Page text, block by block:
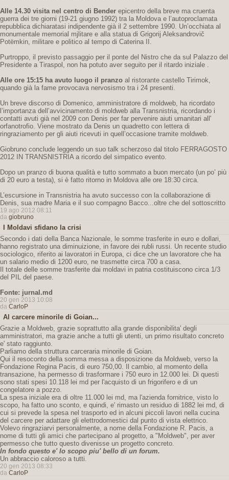
Alle 14.30 visita nel centro di Bender epicentro della breve ma cruenta
guerra dei tre giorni (19-21 giugno 1992) tra la Moldova e l’autoproclamata
repubblica dichiaratasi indipendente già il 2 settembre 1990. Un’occhiata al
monumentale memorial mjlitare e alla statua di Grigorij Aleksandrovič
Potëmkin, militare e politico al tempo di Caterina II.
Purtroppo, il previsto passaggio per il ponte del Nistro che da sul Palazzo del
Presidente a Tiraspol, non ha potuto aver seguito per il ritardo iniziale .
Alle ore 15:15 ha avuto luogo il pranzo al ristorante castello Tirimok,
quando già la fame provocava nervosismo tra i 24 presenti.
Un breve discorso di Domenico, amministratore di moldweb, ha ricordato
l’importanza dell’avvicinamento di moldweb alla Transnistria, ricordando i
contatti avuti già nel 2009 con Denis per far pervenire aiuti umanitari all'
orfanotrofio. Viene mostrato da Denis un quadretto con lettera di
ringraziamento per gli aiuti ricevuti in quell’occasione tramite moldweb.
Giobruno conclude leggendo un suo talk scherzoso dal titolo FERRAGOSTO
2012 IN TRANSNISTRIA a ricordo del simpatico evento.
Dopo un pranzo di buona qualità e tutto sommato a buon mercato (un po’ più
di 20 euro a testa), si è fatto ritorno in Moldova alle ore 18:30 circa.
L’escursione in Transnistria ha avuto successo con la collaborazione di
Denis, sua madre Maria e il suo compagno Bacco...oltre che del sottoscritto
19 ago 2012 08:11
da giobruno
I Moldavi sfidano la crisi
Secondo i dati della Banca Nazionale, le somme trasferite in euro e dollari,
hanno registrato una diminuizione, in favore dei rubli russi. Un recente studio
sociologico, riferito ai lavoratori in Europa, ci dice che un lavoratore che ha
un salario medio di 1200 euro, ne trasmette circa 700 a casa.
Il totale delle somme trasferite dai moldavi in patria costituiscono circa 1/3
del PIL del paese.
Fonte: jurnal.md
20 gen 2013 10:08
da CarloP
Al carcere minorile di Goian...
Grazie a Moldweb, grazie soprattutto alla grande disponibilita' degli
amministratori, ma grazie anche a tutti gli utenti, un primo risultato concreto
e' stato raggiunto.
Parliamo della struttura carceraria minorile di Goian.
Qui il resoconto della somma messa a disposizione da Moldweb, verso la
Fondazione Regina Pacis, di euro 750,00. Il cambio, al momento della
transazione, ha permesso di trasformare i 750 euro in 12.000 lei. Di questi
sono stati spesi 10.118 lei md per l'acquisto di un frigorifero e di un
congelatore a pozzo.
La spesa iniziale era di oltre 11.000 lei md, ma l'azienda fornitrice, visto lo
scopo, ha fatto uno sconto, e quindi, e' rimasto un residuo di 1882 lei md, di
cui si prevede la spesa nel trasporto ed in alcuni piccoli lavori nella cucina
del carcere per adattare gli elettrodomestici dal punto di vista elettrico.
Volevo ringraziarvi personalmente, a nome della Fondazione R. Pacis, a
nome di tutti gli amici che partecipano al progetto, a "Moldweb", per aver
permesso che tutto questo divenisse un progetto concreto.
In fondo questo e' lo scopo piu' bello di un forum.
Un abbraccio caloroso a tutti.
20 gen 2013 08:33
da CarloP